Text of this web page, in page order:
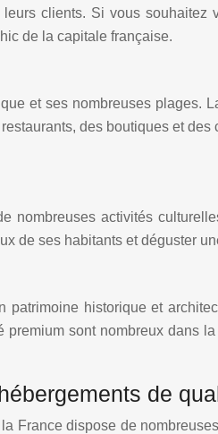
clients. Si vous
de la capitale française.
et ses nombreuses plages.
des boutiques et
activités
de ses habitants et déguster
historique et
sont nombreux dans
de
France dispose de